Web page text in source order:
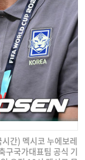
간) 멕시코 누에보레
구국가대표팀 공식 기